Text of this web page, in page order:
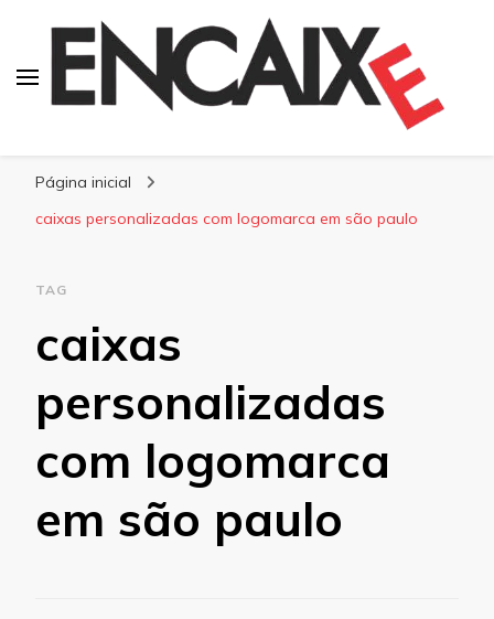
Página inicial
caixas personalizadas com logomarca em são paulo
TAG
caixas
personalizadas
com logomarca
em são paulo